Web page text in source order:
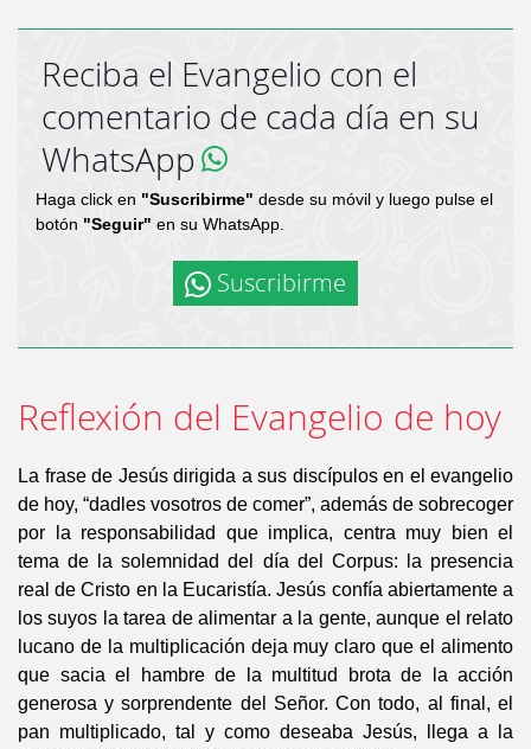
Reciba el Evangelio con el
comentario de cada día en su
WhatsApp
Haga click en "Suscribirme" desde su móvil y luego pulse el
botón "Seguir" en su WhatsApp.
Suscribirme
Reflexión del Evangelio de hoy
La frase de Jesús dirigida a sus discípulos en el evangelio
de hoy, “dadles vosotros de comer”, además de sobrecoger
por la responsabilidad que implica, centra muy bien el
tema de la solemnidad del día del Corpus: la presencia
real de Cristo en la Eucaristía. Jesús confía abiertamente a
los suyos la tarea de alimentar a la gente, aunque el relato
lucano de la multiplicación deja muy claro que el alimento
que sacia el hambre de la multitud brota de la acción
generosa y sorprendente del Señor. Con todo, al final, el
pan multiplicado, tal y como deseaba Jesús, llega a la